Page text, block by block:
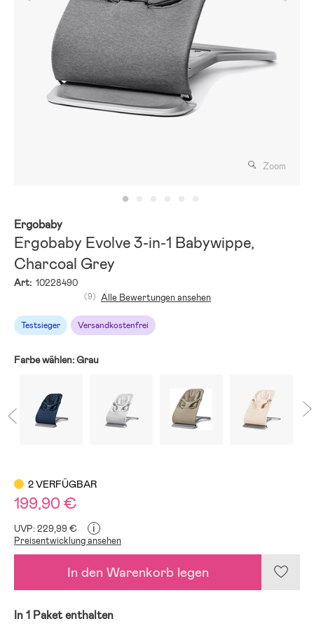
Zoom
Ergobaby
Ergobaby Evolve 3-in-1 Babywippe,
Charcoal Grey
Art: 10228490
Testsieger Versandkostenfrei
(9) Alle Bewertungen ansehen
Farbe wählen:Grau
2 VERFÜGBAR
199,90 €
UVP: 229,99 € i
Preisentwicklung ansehen
In den Warenkorb legen
In 1 Paket enthalten